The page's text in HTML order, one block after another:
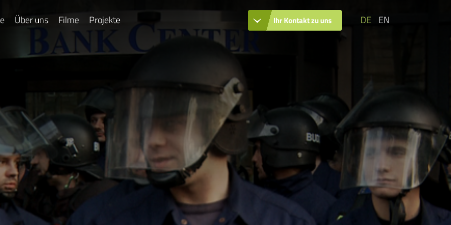
Ihr Kontakt zu uns
Über uns Filme Projekte EN
DE